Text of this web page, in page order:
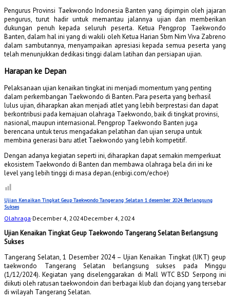
Pengurus Provinsi Taekwondo Indonesia Banten yang dipimpin oleh jajaran
pengurus, turut hadir untuk memantau jalannya ujian dan memberikan
dukungan penuh kepada seluruh peserta. Ketua Pengprop Taekwondo
Banten, dalam hal ini yang di wakili oleh Ketua Harian Sbm Nim Viva Zabreno
dalam sambutannya, menyampaikan apresiasi kepada semua peserta yang
telah menunjukkan dedikasi tinggi dalam latihan dan persiapan ujian.
Harapan ke Depan
Pelaksanaan ujian kenaikan tingkat ini menjadi momentum yang penting
dalam perkembangan Taekwondo di Banten. Para peserta yang berhasil
lulus ujian, diharapkan akan menjadi atlet yang lebih berprestasi dan dapat
berkontribusi pada kemajuan olahraga Taekwondo, baik di tingkat provinsi,
nasional, maupun internasional. Pengprop Taekwondo Banten juga
berencana untuk terus mengadakan pelatihan dan ujian serupa untuk
membina generasi baru atlet Taekwondo yang lebih kompetitif.
Dengan adanya kegiatan seperti ini, diharapkan dapat semakin memperkuat
ekosistem Taekwondo di Banten dan membawa olahraga bela diri ini ke
level yang lebih tinggi di masa depan.(enbigi.com/echoe)
Ujian Kenaikan Tingkat Geup Taekwondo Tangerang Selatan 1 desember 2024 Berlangsung
Sukses
Olahraga·December 4, 2024December 4, 2024
Ujian Kenaikan Tingkat Geup Taekwondo Tangerang Selatan Berlangsung
Sukses
Tangerang Selatan, 1 Desember 2024 – Ujian Kenaikan Tingkat (UKT) geup
taekwondo Tangerang Selatan berlangsung sukses pada Minggu
(1/12/2024). Kegiatan yang diselenggarakan di Mall WTC BSD Serpong ini
diikuti oleh ratusan taekwondoin dari berbagai klub dan dojang yang tersebar
di wilayah Tangerang Selatan.